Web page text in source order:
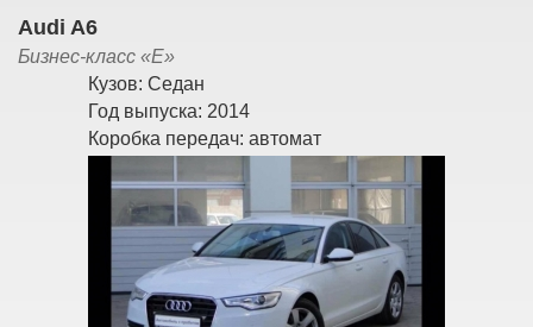
Audi A6
Бизнес-класс «E»
Кузов: Седан
Год выпуска: 2014
Коробка передач: автомат